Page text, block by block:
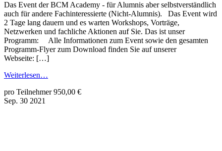
Das Event der BCM Academy - für Alumnis aber selbstverständlich
auch für andere Fachinteressierte (Nicht-Alumnis). Das Event wird
2 Tage lang dauern und es warten Workshops, Vorträge,
Netzwerken und fachliche Aktionen auf Sie. Das ist unser
Programm: Alle Informationen zum Event sowie den gesamten
Programm-Flyer zum Download finden Sie auf unserer
Webseite: […]
Weiterlesen…
pro Teilnehmer 950,00 €
Sep. 30 2021